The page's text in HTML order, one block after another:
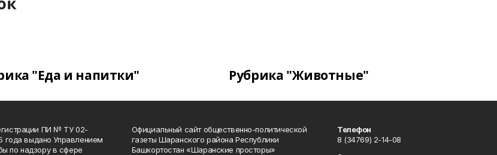
"Еда и напитки" Рубрика "Животные"
ПИ № ТУ 02-
года выдано Управлением
по надзору в сфере
Официальный сайт общественно-политической
газеты Шаранского района Республики
Башкортостан «Шаранские просторы»
Телефон
8 (34769) 2-14-08